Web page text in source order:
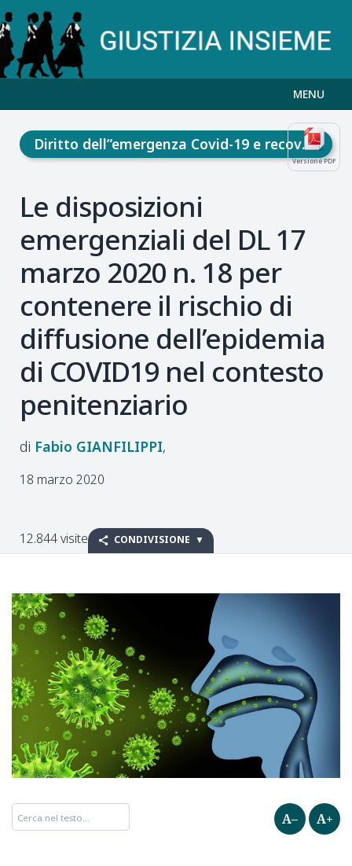
MENU
Versione PDF
Diritto dell”emergenza Covid-19 e recovery fund
Le disposizioni
emergenziali del DL 17
marzo 2020 n. 18 per
contenere il rischio di
diffusione dell’epidemia
di COVID19 nel contesto
penitenziario
Fabio GIANFILIPPI
18 marzo 2020
12.844 visite CONDIVISIONE
A– A+